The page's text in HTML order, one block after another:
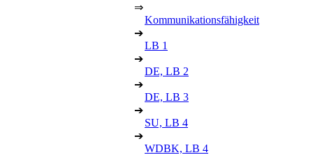
⇒
Kommunikationsfähigkeit
➔
LB 1
➔
DE, LB 2
➔
DE, LB 3
➔
SU, LB 4
➔
WDBK, LB 4